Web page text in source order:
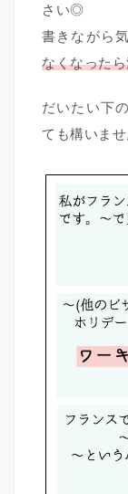
さい◎
書きながら
なくなった
だいたい下
ても構いませ